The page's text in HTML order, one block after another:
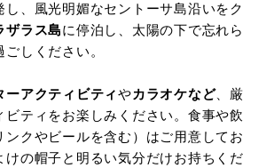
し、風光明媚なセントーサ島沿いをク
ザラス島に停泊し、太陽の下で忘れら
しください。
ーアクティビティやカラオケなど、厳
ビティをお楽しみください。食事や飲
ンクやビールを含む）はご用意してお
けの帽子と明るい気分だけお持ちくだ